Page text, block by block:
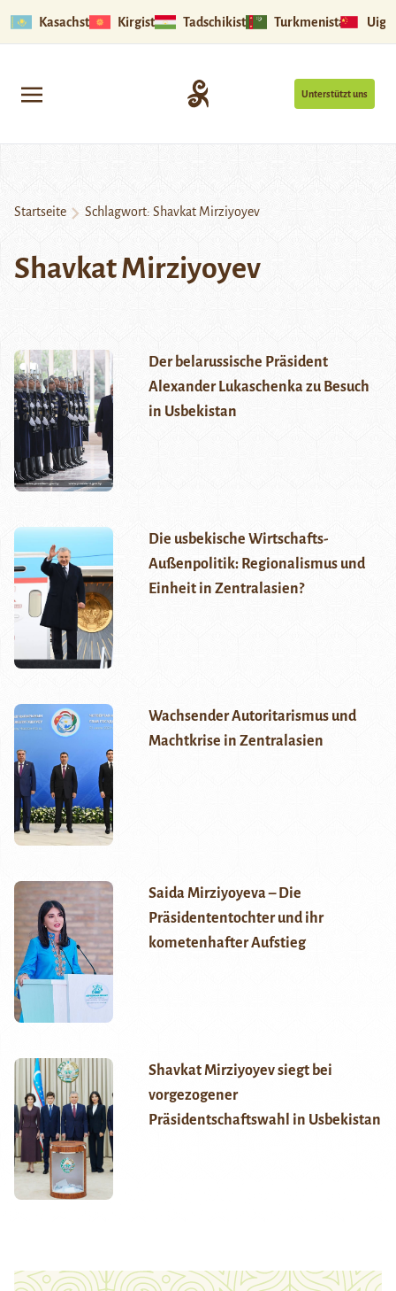
Kasachstan Kirgistan Tadschikistan Turkmenistan
Unterstützt uns
Startseite Schlagwort: Shavkat Mirziyoyev
Shavkat Mirziyoyev
Der belarussische Präsident
Alexander Lukaschenka zu Besuch
in Usbekistan
Die usbekische Wirtschafts-
Außenpolitik: Regionalismus und
Einheit in Zentralasien?
Wachsender Autoritarismus und
Machtkrise in Zentralasien
Saida Mirziyoyeva – Die
Präsidententochter und ihr
kometenhafter Aufstieg
Shavkat Mirziyoyev siegt bei
vorgezogener
Präsidentschaftswahl in Usbekistan